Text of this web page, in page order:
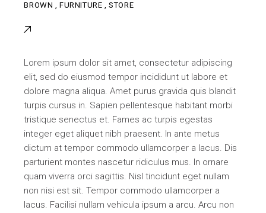
BROWN , FURNITURE ,STORE
Lorem ipsum dolor sit amet, consectetur adipiscing
elit, sed do eiusmod tempor incididunt ut labore et
dolore magna aliqua. Amet purus gravida quis blandit
turpis cursus in. Sapien pellentesque habitant morbi
tristique senectus et. Fames ac turpis egestas
integer eget aliquet nibh praesent. In ante metus
dictum at tempor commodo ullamcorper a lacus. Dis
parturient montes nascetur ridiculus mus. In ornare
quam viverra orci sagittis. Nisl tincidunt eget nullam
non nisi est sit. Tempor commodo ullamcorper a
lacus. Facilisi nullam vehicula ipsum a arcu. Arcu non